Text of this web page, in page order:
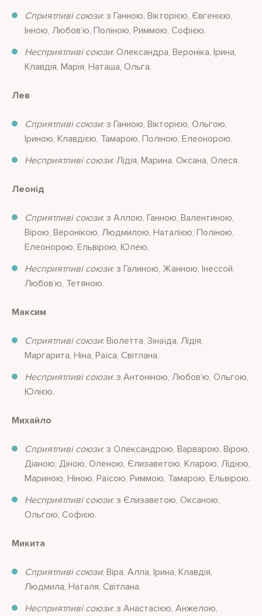
Сприятливі союзи: з Ганною, Вікторією, Євгенією,
Інною, Любов’ю, Поліною, Риммою, Софією.
Несприятливі союзи: Олександра, Вероніка, Ірина,
Клавдія, Марія, Наташа, Ольга.
Лев
Сприятливі союзи: з Ганною, Вікторією, Ольгою,
Іриною, Клавдією, Тамарою, Поліною, Елеонорою.
Несприятливі союзи: Лідія, Марина, Оксана, Олеся.
Леонід
Сприятливі союзи: з Аллою, Ганною, Валентиною,
Вірою, Веронікою, Людмилою, Наталією, Поліною,
Елеонорою, Ельвірою, Юлею.
Несприятливі союзи: з Галиною, Жанною, Інессой,
Любов’ю, Тетяною.
Максим
Сприятливі союзи: Віолетта, Зінаїда, Лідія,
Маргарита, Ніна, Раїса, Світлана.
Несприятливі союзи: з Антоніною, Любов’ю, Ольгою,
Юлією.
Михайло
Сприятливі союзи: з Олександрою, Варварою, Вірою,
Діаною, Діною, Оленою, Єлизаветою, Кларою, Лідією,
Мариною, Ніною, Раїсою, Риммою, Тамарою, Ельвірою.
Несприятливі союзи: з Єлизаветою, Оксаною,
Ольгою, Софією.
Микита
Сприятливі союзи: Віра, Алла, Ірина, Клавдія,
Людмила, Наталя, Світлана.
Несприятливі союзи: з Анастасією, Анжелою,